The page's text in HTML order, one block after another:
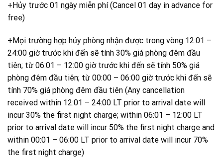
+Hủy trước 01 ngày miễn phí (Cancel 01 day in advance for
free)
+Mọi trường hợp hủy phòng nhận được trong vòng 12:01 –
24:00 giờ trước khi đến sẽ tính 30% giá phòng đêm đầu
tiên; từ 06:01 – 12:00 giờ trước khi đến sẽ tính 50% giá
phòng đêm đầu tiên; từ 00:00 – 06:00 giờ trước khi đến sẽ
tính 70% giá phòng đêm đầu tiên (Any cancellation
received within 12:01 – 24:00 LT prior to arrival date will
incur 30% the first night charge; within 06:01 – 12:00 LT
prior to arrival date will incur 50% the first night charge and
within 00:01 – 06:00 LT prior to arrival date will incur 70%
the first night charge)